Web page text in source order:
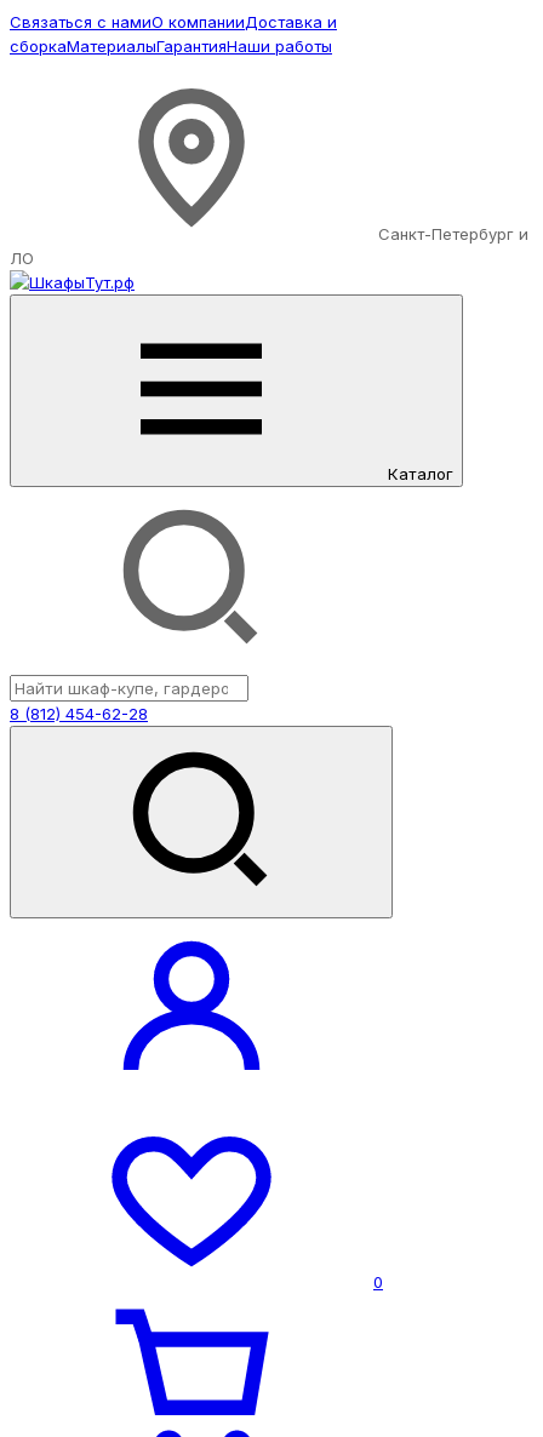
Связаться с намиО компанииДоставка и
сборкаМатериалыГарантияНаши работы
Санкт-Петербург и
ЛО
Каталог
8 (812) 454-62-28
0